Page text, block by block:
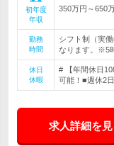
初年度
年収
350万円～650
勤務
時間
シフト制（実
なります。※5
休日
休暇
# 【年間休日
可能！■週休2
求人詳細を見